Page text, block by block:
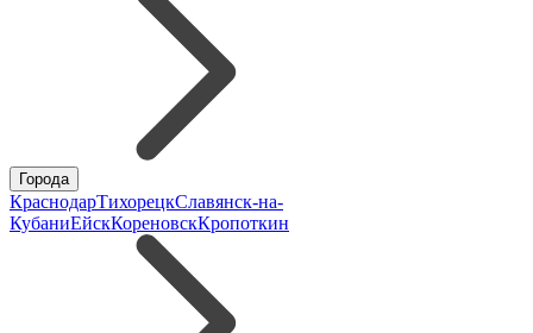
Города
КраснодарТихорецкСлавянск-на-
КубаниЕйскКореновскКропоткин